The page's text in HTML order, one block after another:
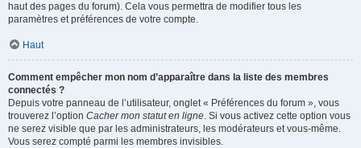
haut des pages du forum). Cela vous permettra de modifier tous les
paramètres et préférences de votre compte.
Haut
Comment empêcher mon nom d’apparaître dans la liste des membres
connectés ?
Depuis votre panneau de l’utilisateur, onglet « Préférences du forum », vous
trouverez l’option Cacher mon statut en ligne. Si vous activez cette option vous
ne serez visible que par les administrateurs, les modérateurs et vous-même.
Vous serez compté parmi les membres invisibles.